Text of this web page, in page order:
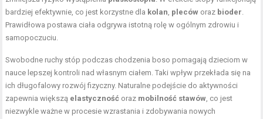
bardziej efektywnie, co jest korzystne dla kolan, pleców oraz bioder.
Prawidłowa postawa ciała odgrywa istotną rolę w ogólnym zdrowiu i
samopoczuciu.
Swobodne ruchy stóp podczas chodzenia boso pomagają dzieciom w
nauce lepszej kontroli nad własnym ciałem. Taki wpływ przekłada się na
ich długofalowy rozwój fizyczny. Naturalne podejście do aktywności
zapewnia większą elastyczność oraz mobilność stawów, co jest
niezwykle ważne w procesie wzrastania i zdobywania nowych